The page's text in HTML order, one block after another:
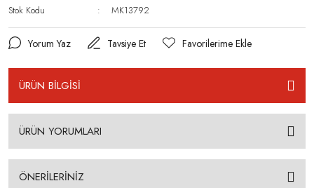
Stok Kodu
MK13792
Yorum Yaz Tavsiye Et
ÜRÜN BİLGİSİ
ÜRÜN YORUMLARI
ÖNERİLERİNİZ